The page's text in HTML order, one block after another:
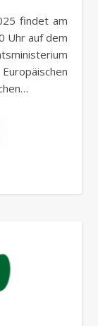
Uhr auf dem